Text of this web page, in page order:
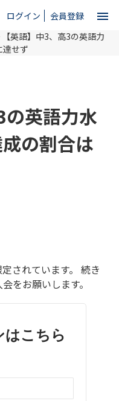
ログイン 会員登録 menu
【英語】中3、高3の英語力
達せず
の英語力水
の割合は
されています。 続き
をお願いします。
はこちら